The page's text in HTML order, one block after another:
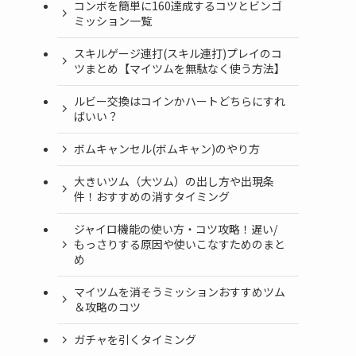
コンボを簡単に160達成するコツとビンゴ
ミッション一覧
スキルゲージ連打(スキル連打)プレイのコ
ツまとめ【マイツムを無駄なく使う方法】
ルビー交換はコインかハートどちらにすれ
ばいい？
ボムキャンセル(ボムキャン)のやり方
大きいツム（大ツム）の出し方や出現条
件！おすすめの消すタイミング
ジャイロ機能の使い方・コツ攻略！遅い/
もっさりする原因や使いこなすためのまと
め
マイツムを消そうミッションおすすめツム
＆攻略のコツ
ガチャを引くタイミング